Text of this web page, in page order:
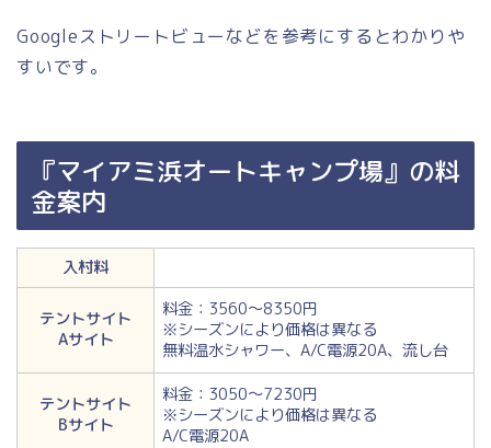
Googleストリートビューなどを参考にするとわかりや
すいです。
『マイアミ浜オートキャンプ場』の料
金案内
入村料
テントサイト
Aサイト
料金：3560～8350円
※シーズンにより価格は異なる
無料温水シャワー、A/C電源20A、流し台
テントサイト
Bサイト
料金：3050～7230円
※シーズンにより価格は異なる
A/C電源20A